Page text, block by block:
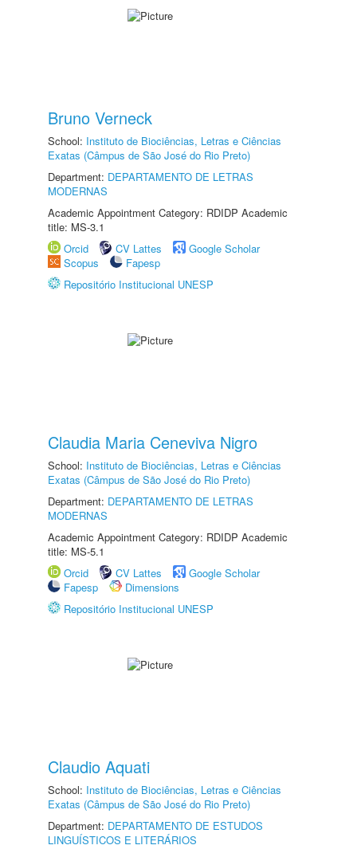
Bruno Verneck
School: Instituto de Biociências, Letras e Ciências
Exatas (Câmpus de São José do Rio Preto)
Department: DEPARTAMENTO DE LETRAS
MODERNAS
Academic Appointment Category: RDIDP Academic
title: MS-3.1
Orcid
CV Lattes
Google Scholar
Scopus
Fapesp
Repositório Institucional UNESP
Claudia Maria Ceneviva Nigro
School: Instituto de Biociências, Letras e Ciências
Exatas (Câmpus de São José do Rio Preto)
Department: DEPARTAMENTO DE LETRAS
MODERNAS
Academic Appointment Category: RDIDP Academic
title: MS-5.1
Orcid
CV Lattes
Google Scholar
Fapesp
Dimensions
Repositório Institucional UNESP
Claudio Aquati
School: Instituto de Biociências, Letras e Ciências
Exatas (Câmpus de São José do Rio Preto)
Department: DEPARTAMENTO DE ESTUDOS
LINGUÍSTICOS E LITERÁRIOS